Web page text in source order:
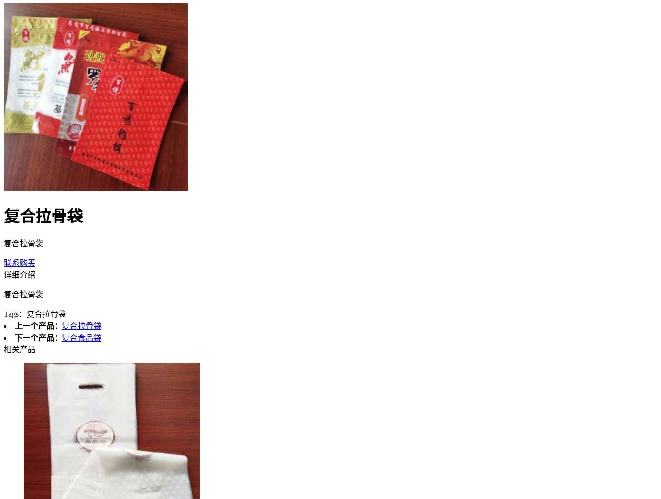
复合拉骨袋
复合拉骨袋
联系购买
详细介绍
复合拉骨袋
Tags： 复合拉骨袋
上一个产品： 复合拉骨袋
下一个产品： 复合食品袋
相关产品